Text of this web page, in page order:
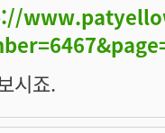
시죠.